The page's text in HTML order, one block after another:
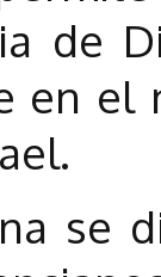
de
en el
se